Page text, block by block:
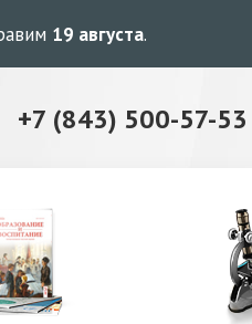
19 августа.
+7 (843) 500-57-53